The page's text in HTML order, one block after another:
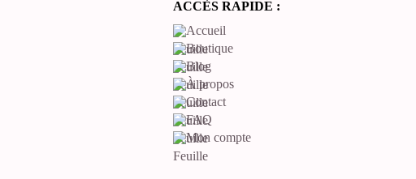
ACCÈS RAPIDE :
Accueil
Boutique
Blog
À propos
Contact
FAQ
Mon compte